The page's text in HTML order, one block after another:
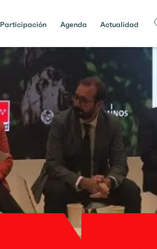
Participación Agenda Actualidad